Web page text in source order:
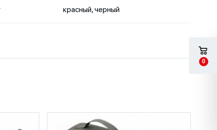
красный, черный
0